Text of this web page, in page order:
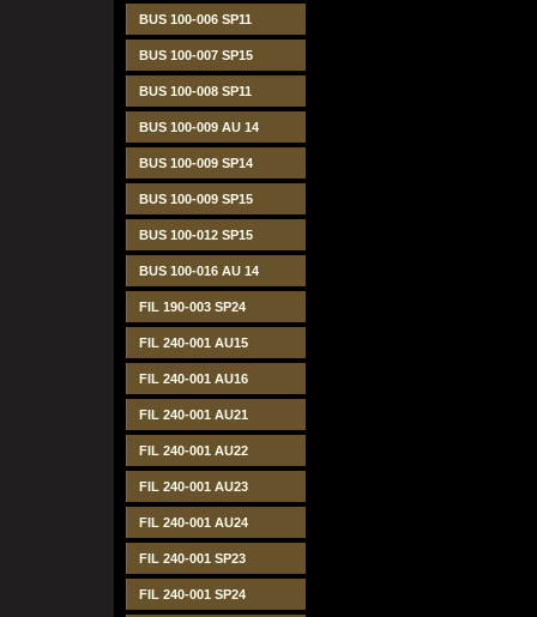
BUS 100-006 SP11
BUS 100-007 SP15
BUS 100-008 SP11
BUS 100-009 AU 14
BUS 100-009 SP14
BUS 100-009 SP15
BUS 100-012 SP15
BUS 100-016 AU 14
FIL 190-003 SP24
FIL 240-001 AU15
FIL 240-001 AU16
FIL 240-001 AU21
FIL 240-001 AU22
FIL 240-001 AU23
FIL 240-001 AU24
FIL 240-001 SP23
FIL 240-001 SP24